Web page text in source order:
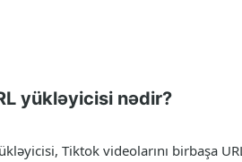
yükləyicisi nədir?
Tiktok videolarını birbaşa